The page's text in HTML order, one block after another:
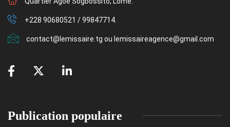
+228 90680521 / 99847714.
contact@lemissaire.tg ou lemissaireagence@gmail.com
Publication populaire